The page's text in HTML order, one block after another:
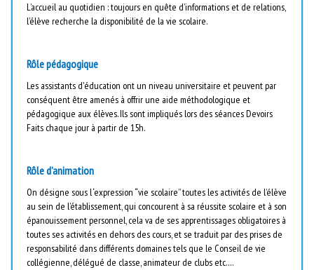
L’accueil au quotidien : toujours en quête d’informations et de relations,
l’élève recherche la disponibilité de la vie scolaire.
Rôle pédagogique
Les assistants d'éducation ont un niveau universitaire et peuvent par
conséquent être amenés à offrir une aide méthodologique et
pédagogique aux élèves. Ils sont impliqués lors des séances Devoirs
Faits chaque jour à partir de 15h.
Rôle d’animation
On désigne sous l ‘expression “vie scolaire” toutes les activités de l’élève
au sein de l’établissement, qui concourent à sa réussite scolaire et à son
épanouissement personnel, cela va de ses apprentissages obligatoires à
toutes ses activités en dehors des cours, et se traduit par des prises de
responsabilité dans différents domaines tels que le Conseil de vie
collégienne, délégué de classe, animateur de clubs etc….